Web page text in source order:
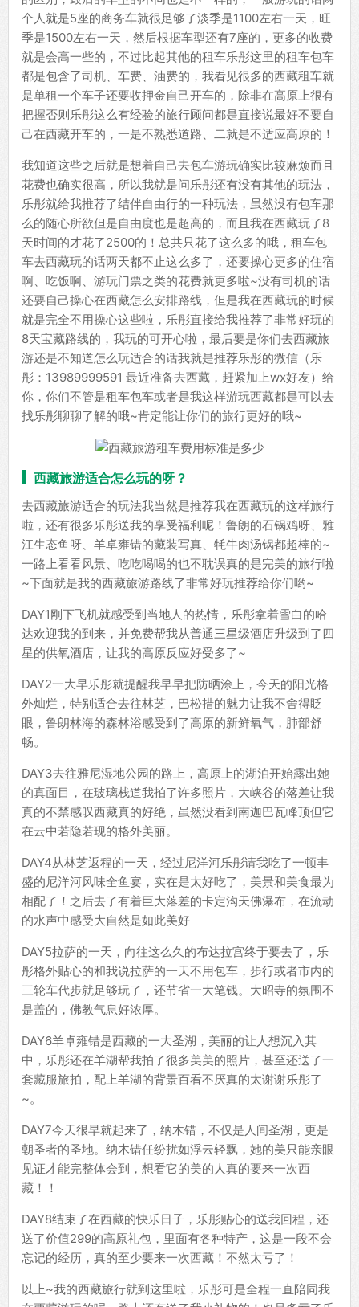
个人就是5座的商务车就很足够了淡季是1100左右一天，旺
季是1500左右一天，然后根据车型还有7座的，更多的收费
就是会高一些的，不过比起其他的租车乐彤这里的租车包车
都是包含了司机、车费、油费的，我看见很多的西藏租车就
是单租一个车子还要收押金自己开车的，除非在高原上很有
把握否则乐彤这么有经验的旅行顾问都是直接说最好不要自
己在西藏开车的，一是不熟悉道路、二就是不适应高原的！
我知道这些之后就是想着自己去包车游玩确实比较麻烦而且
花费也确实很高，所以我就是问乐彤还有没有其他的玩法，
乐彤就给我推荐了结伴自由行的一种玩法，虽然没有包车那
么的随心所欲但是自由度也是超高的，而且我在西藏玩了8
天时间的才花了2500的！总共只花了这么多的哦，租车包
车去西藏玩的话两天都不止这么多了，还要操心更多的住宿
啊、吃饭啊、游玩门票之类的花费就更多啦~没有司机的话
还要自己操心在西藏怎么安排路线，但是我在西藏玩的时候
就是完全不用操心这些啦，乐彤直接给我推荐了非常好玩的
8天宝藏路线的，我玩的可开心啦，最后要是你们去西藏旅
游还是不知道怎么玩适合的话我就是推荐乐彤的微信（乐
彤：13989999591 最近准备去西藏，赶紧加上wx好友）给
你，你们不管是租车包车或者是我这样游玩西藏都是可以去
找乐彤聊聊了解的哦~肯定能让你们的旅行更好的哦~
西藏旅游适合怎么玩的呀？
去西藏旅游适合的玩法我当然是推荐我在西藏玩的这样旅行
啦，还有很多乐彤送我的享受福利呢！鲁朗的石锅鸡呀、雅
江生态鱼呀、羊卓雍错的藏装写真、牦牛肉汤锅都超棒的~
一路上看看风景、吃吃喝喝的也不耽误真的是完美的旅行啦
~下面就是我的西藏旅游路线了非常好玩推荐给你们哟~
DAY1刚下飞机就感受到当地人的热情，乐彤拿着雪白的哈
达欢迎我的到来，并免费帮我从普通三星级酒店升级到了四
星的供氧酒店，让我的高原反应好受多了~
DAY2一大早乐彤就提醒我早早把防晒涂上，今天的阳光格
外灿烂，特别适合去往林芝，巴松措的魅力让我不舍得眨
眼，鲁朗林海的森林浴感受到了高原的新鲜氧气，肺部舒
畅。
DAY3去往雅尼湿地公园的路上，高原上的湖泊开始露出她
的真面目，在玻璃栈道我拍了许多照片，大峡谷的落差让我
真的不禁感叹西藏真的好绝，虽然没看到南迦巴瓦峰顶但它
在云中若隐若现的格外美丽。
DAY4从林芝返程的一天，经过尼洋河乐彤请我吃了一顿丰
盛的尼洋河风味全鱼宴，实在是太好吃了，美景和美食最为
相配了！之后去了有着巨大落差的卡定沟天佛瀑布，在流动
的水声中感受大自然是如此美好
DAY5拉萨的一天，向往这么久的布达拉宫终于要去了，乐
彤格外贴心的和我说拉萨的一天不用包车，步行或者市内的
三轮车代步就足够玩了，还节省一大笔钱。大昭寺的氛围不
是盖的，佛教气息好浓厚。
DAY6羊卓雍错是西藏的一大圣湖，美丽的让人想沉入其
中，乐彤还在羊湖帮我拍了很多美美的照片，甚至还送了一
套藏服旅拍，配上羊湖的背景百看不厌真的太谢谢乐彤了
~。
DAY7今天很早就起来了，纳木错，不仅是人间圣湖，更是
朝圣者的圣地。纳木错任纷扰如浮云轻飘，她的美只能亲眼
见证才能完整体会到，想看它的美的人真的要来一次西
藏！！
DAY8结束了在西藏的快乐日子，乐彤贴心的送我回程，还
送了价值299的高原礼包，里面有各种特产，这是一段不会
忘记的经历，真的至少要来一次西藏！不然太亏了！
以上~我的西藏旅行就到这里啦，乐彤可是全程一直陪同我